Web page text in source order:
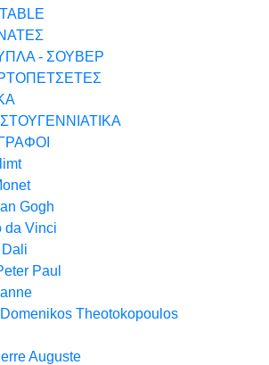
- ΣΟΥΒΕΡ
Gogh
da Vinci
Paul
Theotokopoulos
Auguste